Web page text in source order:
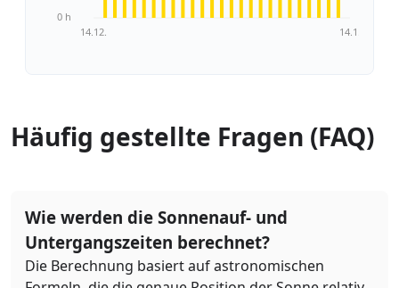
0 h
14.12. 14.1.
Häufig gestellte Fragen (FAQ)
Wie werden die Sonnenauf- und
Untergangszeiten berechnet?
Die Berechnung basiert auf astronomischen